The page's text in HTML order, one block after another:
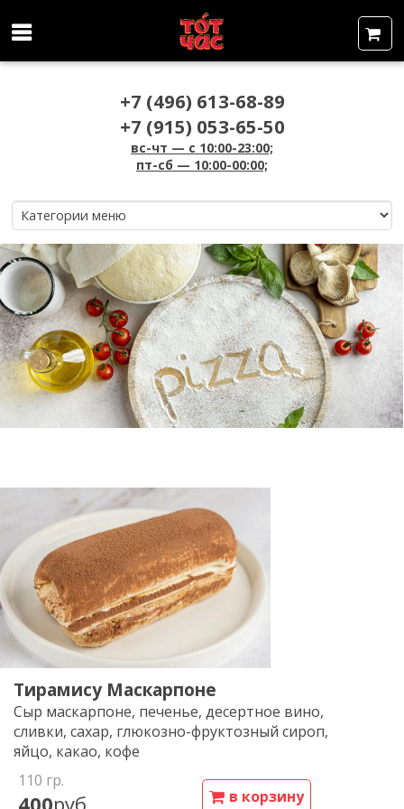
+7 (496) 613-68-89
+7 (915) 053-65-50
вс-чт — c 10:00-23:00;
пт-сб — 10:00-00:00;
Тирамису Маскарпоне
Сыр маскарпоне, печенье, десертное вино,
сливки, сахар, глюкозно-фруктозный сироп,
яйцо, какао, кофе
110 гр.
400руб. в корзину